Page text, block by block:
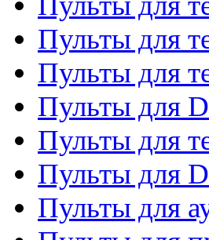
Пульты для
Пульты для
Пульты для
Пульты для
Пульты для
Пульты для